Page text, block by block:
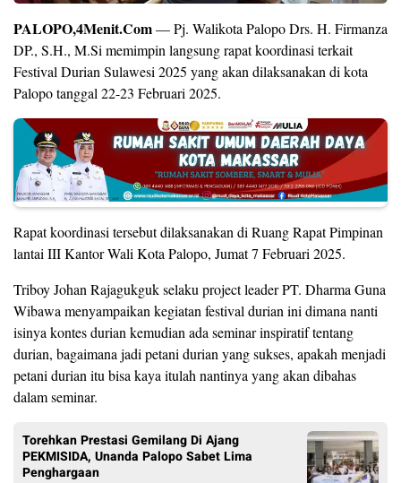
PALOPO,4Menit.Com— Pj. Walikota Palopo Drs. H. Firmanza
DP., S.H., M.Si memimpin langsung rapat koordinasi terkait
Festival Durian Sulawesi 2025 yang akan dilaksanakan di kota
Palopo tanggal 22-23 Februari 2025.
Rapat koordinasi tersebut dilaksanakan di Ruang Rapat Pimpinan
lantai III Kantor Wali Kota Palopo, Jumat 7 Februari 2025.
Triboy Johan Rajagukguk selaku project leader PT. Dharma Guna
Wibawa menyampaikan kegiatan festival durian ini dimana nanti
isinya kontes durian kemudian ada seminar inspiratif tentang
durian, bagaimana jadi petani durian yang sukses, apakah menjadi
petani durian itu bisa kaya itulah nantinya yang akan dibahas
dalam seminar.
Torehkan Prestasi Gemilang Di Ajang
PEKMISIDA, Unanda Palopo Sabet Lima
Penghargaan